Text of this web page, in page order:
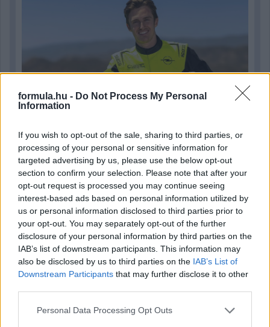
formula.hu - Do Not Process My Personal
Information
If you wish to opt-out of the sale, sharing to third parties, or
processing of your personal or sensitive information for
targeted advertising by us, please use the below opt-out
section to confirm your selection. Please note that after your
opt-out request is processed you may continue seeing
interest-based ads based on personal information utilized by
us or personal information disclosed to third parties prior to
your opt-out. You may separately opt-out of the further
disclosure of your personal information by third parties on the
IAB’s list of downstream participants. This information may
also be disclosed by us to third parties on the IAB’s List of
Downstream Participants that may further disclose it to other
Please note that this website/app uses one or more Google
Personal Data Processing Opt Outs
3 napja
Newey biztos benne, hogy Alonso marad az Aston
Martinnál